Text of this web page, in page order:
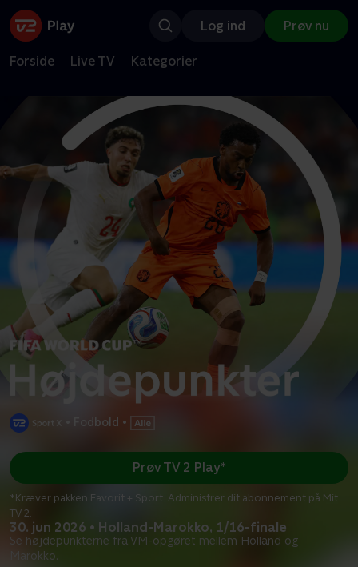
Log ind Prøv nu
Forside Live TV Kategorier
Fodbold •
30. jun 2026 • Holland-Marokko, 1/16-finale
Se højdepunkterne fra VM-opgøret mellem Holland og
Marokko.
Prøv TV 2 Play*
*Kræver pakken Favorit + Sport. Administrer dit abonnement på Mit
TV 2.